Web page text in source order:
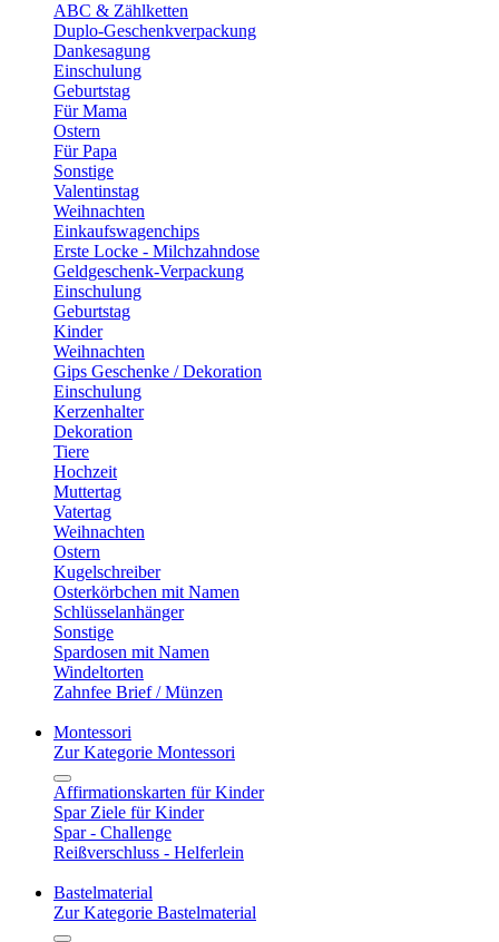
ABC & Zählketten
Duplo-Geschenkverpackung
Dankesagung
Einschulung
Geburtstag
Für Mama
Ostern
Für Papa
Sonstige
Valentinstag
Weihnachten
Einkaufswagenchips
Erste Locke - Milchzahndose
Geldgeschenk-Verpackung
Einschulung
Geburtstag
Kinder
Weihnachten
Gips Geschenke / Dekoration
Einschulung
Kerzenhalter
Dekoration
Tiere
Hochzeit
Muttertag
Vatertag
Weihnachten
Ostern
Kugelschreiber
Osterkörbchen mit Namen
Schlüsselanhänger
Sonstige
Spardosen mit Namen
Windeltorten
Zahnfee Brief / Münzen
Montessori
Zur Kategorie Montessori
Affirmationskarten für Kinder
Spar Ziele für Kinder
Spar - Challenge
Reißverschluss - Helferlein
Bastelmaterial
Zur Kategorie Bastelmaterial